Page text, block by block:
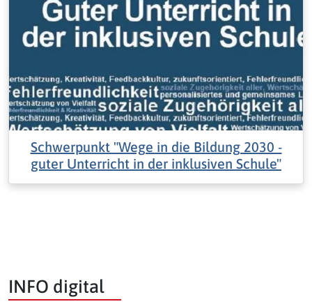
Schwerpunkt "Wege in die Bildung 2030 -
guter Unterricht in der inklusiven Schule"
INFO digital